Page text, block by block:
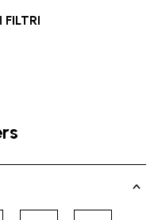
FILTRI
products
Shop